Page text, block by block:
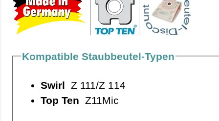
Kompatible Staubbeutel-Typen
Swirl Z 111/Z 114
Top Ten Z11Mic